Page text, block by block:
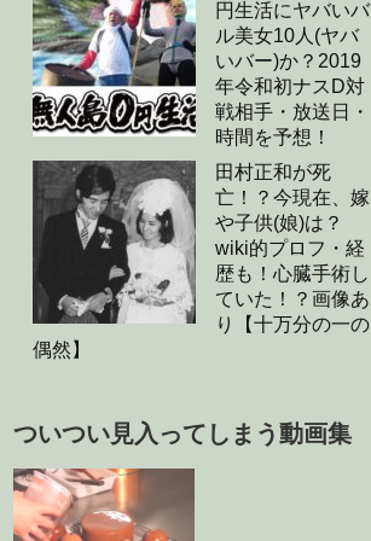
円生活にヤバいバ
ル美女10人(ヤバ
いバー)か？2019
年令和初ナスD対
戦相手・放送日・
時間を予想！
田村正和が死
亡！？今現在、嫁
や子供(娘)は？
wiki的プロフ・経
歴も！心臓手術し
ていた！？画像あ
り【十万分の一の
偶然】
ついつい見入ってしまう動画集